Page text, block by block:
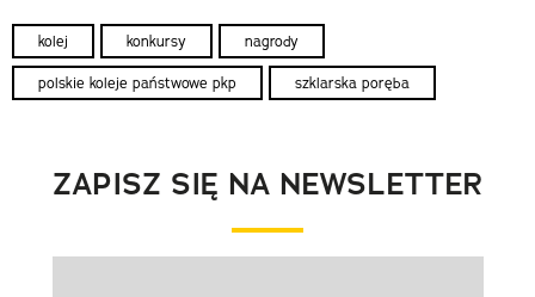
kolej konkursy nagrody
polskie koleje państwowe pkp szklarska poręba
ZAPISZ SIĘ NA NEWSLETTER